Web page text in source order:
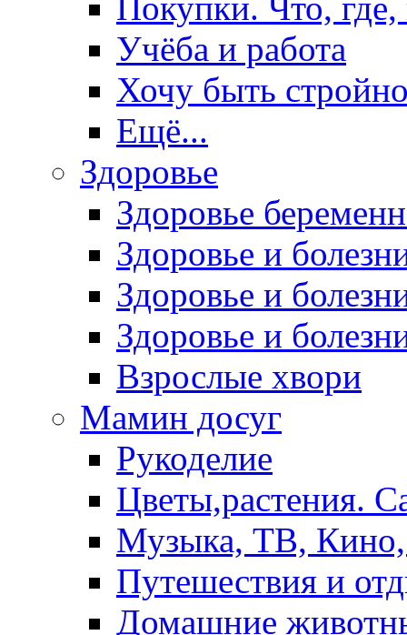
Учёба и работа
Хочу быть
Ещё...
Здоровье
Здоровье
Здоровье и
Здоровье и
Здоровье и
Взрослые хвори
Мамин досуг
Рукоделие
Цветы,растения.
Музыка, ТВ,
Путешествия и
Домашние